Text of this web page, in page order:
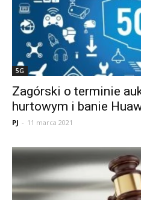
5G
Zagórski o terminie
hurtowym i banie
PJ - 11 marca 2021